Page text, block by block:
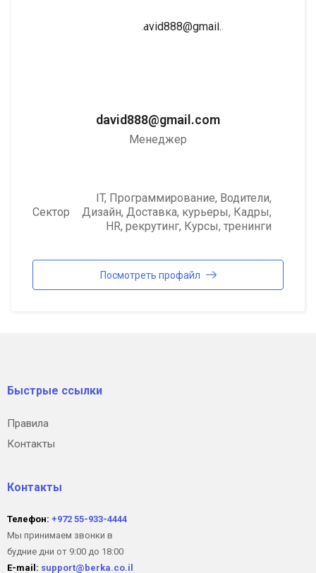
david888@gmail.com
Менеджер
Сектор
IT, Программирование, Водители,
Дизайн, Доставка, курьеры, Кадры,
HR, рекрутинг, Курсы, тренинги
Посмотреть профайл
Быстрые ссылки
Правила
Контакты
Контакты
Телефон: +972 55-933-4444
Мы принимаем звонки в
будние дни от 9:00 до 18:00
E-mail: support@berka.co.il